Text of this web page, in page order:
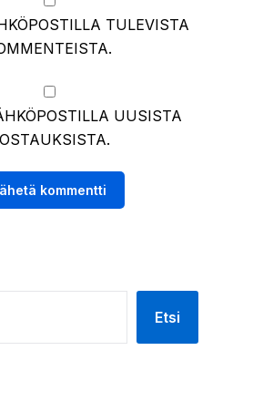
TULEVISTA
UUSISTA
Etsi